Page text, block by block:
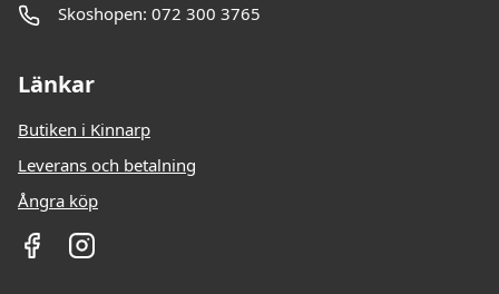
Skoshopen: 072 300 3765
Länkar
Butiken i Kinnarp
Leverans och betalning
Ångra köp